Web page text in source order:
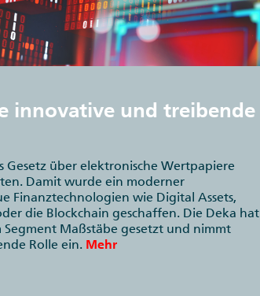
innovative und treibende
Gesetz über elektronische Wertpapiere
Damit wurde ein moderner
Finanztechnologien wie Digital Assets,
die Blockchain geschaffen. Die Deka hat
Segment Maßstäbe gesetzt und nimmt
Rolle ein. Mehr